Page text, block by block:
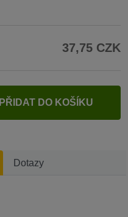
37,75 CZK
PŘIDAT DO KOŠÍKU
Dotazy